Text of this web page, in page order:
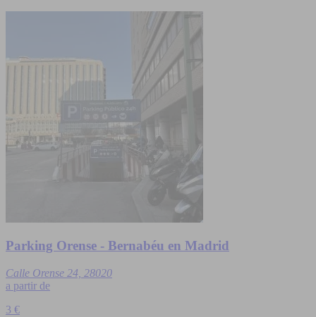
Parking Orense - Bernabéu en Madrid
Calle Orense 24, 28020
a partir de
3 €